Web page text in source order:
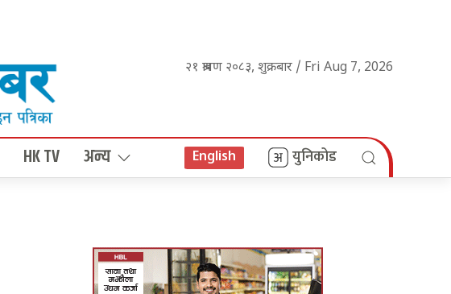
२१ श्रावण २०८३, शुक्रबार / Fri Aug 7, 2026
HK TV अन्य English युनिकोड